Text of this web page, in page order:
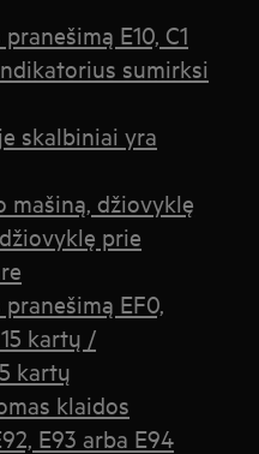
E10, C1
sumirksi
skalbiniai yra
mašiną, džiovyklę
prie
EF0,
kartų /
kartų
klaidos
E93 arba E94